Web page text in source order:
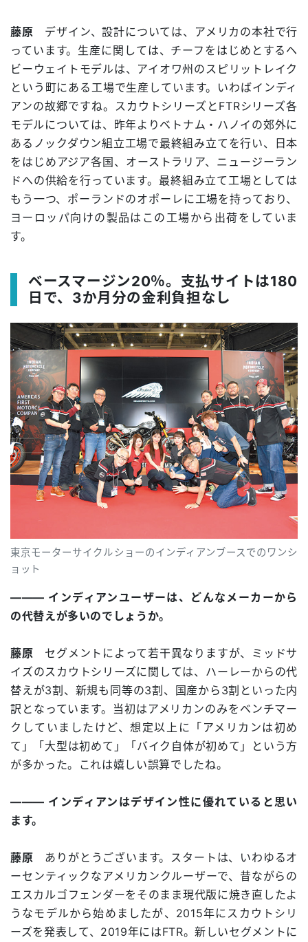
藤原 デザイン、設計については、アメリカの本社で行
っています。生産に関しては、チーフをはじめとするヘ
ビーウェイトモデルは、アイオワ州のスピリットレイク
という町にある工場で生産しています。いわばインディ
アンの故郷ですね。スカウトシリーズとFTRシリーズ各
モデルについては、昨年よりベトナム・ハノイの郊外に
あるノックダウン組立工場で最終組み立てを行い、日本
をはじめアジア各国、オーストラリア、ニュージーラン
ドへの供給を行っています。最終組み立て工場としては
もう一つ、ポーランドのオポーレに工場を持っており、
ヨーロッパ向けの製品はこの工場から出荷をしていま
す。
ベースマージン20％。支払サイトは180
日で、3か月分の金利負担なし
東京モーターサイクルショーのインディアンブースでのワンシ
ョット
――― インディアンユーザーは、どんなメーカーから
の代替えが多いのでしょうか。
藤原 セグメントによって若干異なりますが、ミッドサ
イズのスカウトシリーズに関しては、ハーレーからの代
替えが3割、新規も同等の3割、国産から3割といった内
訳となっています。当初はアメリカンのみをベンチマー
クしていましたけど、想定以上に「アメリカンは初め
て」「大型は初めて」「バイク自体が初めて」という方
が多かった。これは嬉しい誤算でしたね。
――― インディアンはデザイン性に優れていると思い
ます。
藤原 ありがとうございます。スタートは、いわゆるオ
ーセンティックなアメリカンクルーザーで、昔ながらの
エスカルゴフェンダーをそのまま現代版に焼き直したよ
うなモデルから始めましたが、2015年にスカウトシリ
ーズを発表して、2019年にはFTR。新しいセグメントに